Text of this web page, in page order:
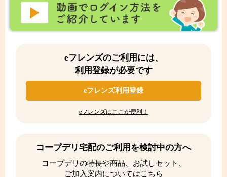
eフレンズのご利用には、
利用登録が必要です
eフレンズ利用登録
eフレンズはここが便利！
コープデリ宅配のご利用を検討中の方へ
コープデリの特長や商品、お試しセット、
ご加入案内についてはこちら